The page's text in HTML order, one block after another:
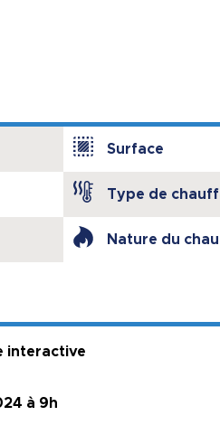
Surface
Type de
Nature du
interactive
à 9h